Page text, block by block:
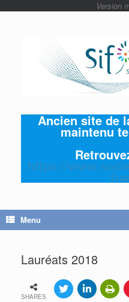
Ancien site de
maintenu
https://
Menu
Lauréats 2018
SHARES